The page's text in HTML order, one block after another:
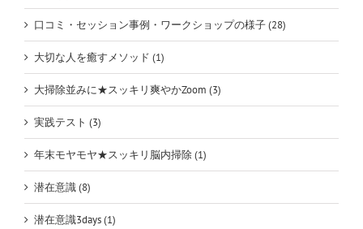
口コミ・セッション事例・ワークショップの様子 (28)
大切な人を癒すメソッド (1)
大掃除並みに★スッキリ爽やかZoom (3)
実践テスト (3)
年末モヤモヤ★スッキリ脳内掃除 (1)
潜在意識 (8)
潜在意識3days (1)